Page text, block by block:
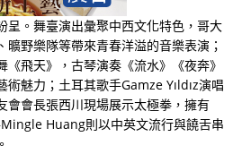
呈。舞臺演出彙聚中西文化特色，哥大
野樂隊等帶來青春洋溢的音樂表演；
飛天》，古琴演奏《流水》《夜奔》
術魅力；土耳其歌手Gamze Yıldız演唱
會會長張西川現場展示太極拳，擁有
Huang則以中英文流行與饒舌串